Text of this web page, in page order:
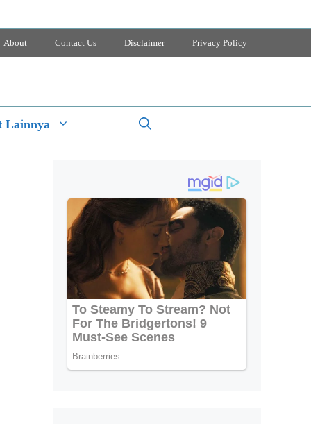
About Contact Us Disclaimer Privacy Policy
Lainnya